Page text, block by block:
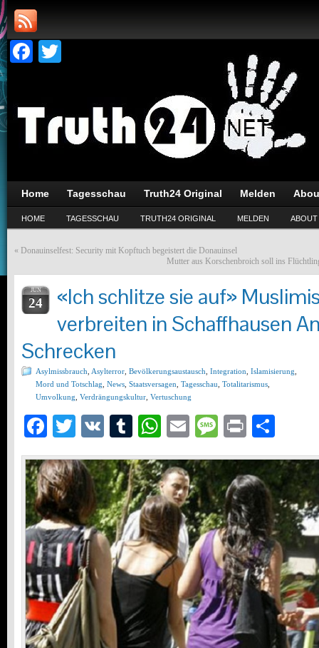
Facebook
Home Tagesschau Truth24 Original Melden
HOME TAGESSCHAU TRUTH24 ORIGINAL MELDEN ABOUT
« Donauinselfest: Security mit Kopftuch begeistert die Donauinsel
Mutter aus Korschenbroich soll ins
JUN
24
«Ich schlitze sie auf»
verbreiten in Schaffhausen
Schrecken
Asylmissbrauch Asylterror Bevölkerungsaustausch Integration Islamisierung
Mord und Totschlag News Staatsversagen Tagesschau Totalitarismus
Umvolkung Verdrängungskultur Vertuschung
Facebook
Twitter
VK Tumblr
WhatsApp
EmailMessage
Print